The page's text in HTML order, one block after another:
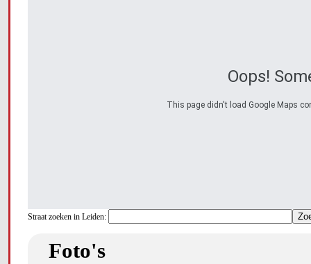
Oops!
This page didn't load Google Maps
Straat zoeken in Leiden:
Foto's